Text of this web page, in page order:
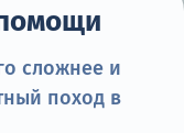
сложнее и
поход в